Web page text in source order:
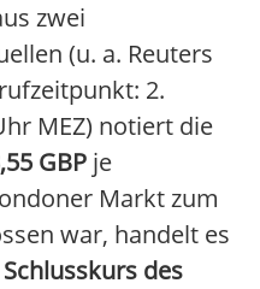
zwei
(u. a. Reuters
2.
MEZ) notiert die
GBP je
Markt zum
war, handelt es
Schlusskurs des